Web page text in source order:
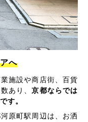
へ
施設や商店街、百貨
あり、京都ならでは
す。
原町駅周辺は、お洒